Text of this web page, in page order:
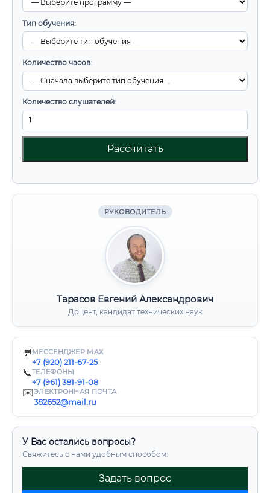
Тип обучения:
Количество часов:
Количество слушателей:
Рассчитать
РУКОВОДИТЕЛЬ
Тарасов Евгений Александрович
Доцент, кандидат технических наук
💬 МЕССЕНДЖЕР MAX
+7 (920) 211-67-25
📞ТЕЛЕФОНЫ
+7 (961) 381-91-08
✉️ЭЛЕКТРОННАЯ ПОЧТА
382652@mail.ru
У Вас остались вопросы?
Свяжитесь с нами удобным способом:
Задать вопрос